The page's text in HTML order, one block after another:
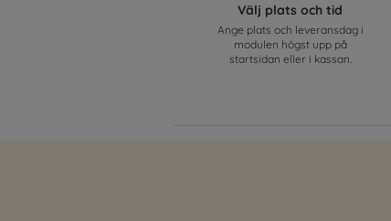
Välj plats och tid
Ange plats och leveransdag i
modulen högst upp på
startsidan eller i kassan.